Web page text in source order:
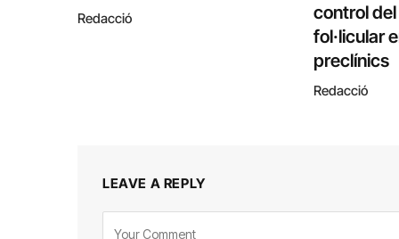
Redacció
control
fol·licular
preclínics
Redacció
LEAVE A REPLY